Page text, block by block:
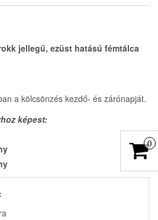
jellegű, ezüst hatású fémtálca
a kölcsönzés kezdő- és zárónapját.
képest:
0